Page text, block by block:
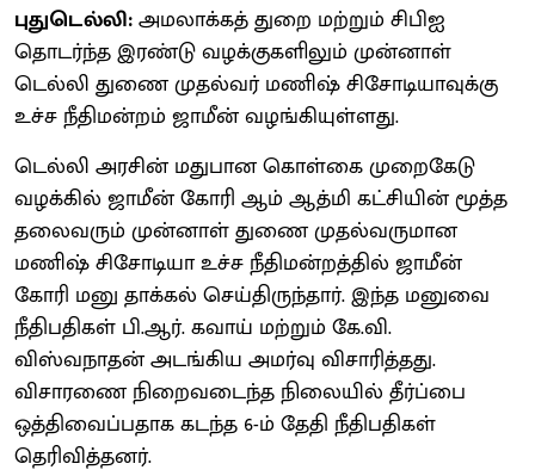
புதுடெல்லி:அமலாக்கத் துறை மற்றும் சிபிஐ
தொடர்ந்த இரண்டு வழக்குகளிலும் முன்னாள்
டெல்லி துணை முதல்வர் மணிஷ் சிசோடியாவுக்கு
உச்ச நீதிமன்றம் ஜாமீன் வழங்கியுள்ளது.
டெல்லி அரசின் மதுபான கொள்கை முறைகேடு
வழக்கில் ஜாமீன் கோரி ஆம் ஆத்மி கட்சியின் மூத்த
தலைவரும் முன்னாள் துணை முதல்வருமான
மணிஷ் சிசோடியா உச்ச நீதிமன்றத்தில் ஜாமீன்
கோரி மனு தாக்கல் செய்திருந்தார். இந்த மனுவை
நீதிபதிகள் பி.ஆர். கவாய் மற்றும் கே.வி.
விஸ்வநாதன் அடங்கிய அமர்வு விசாரித்தது.
விசாரணை நிறைவடைந்த நிலையில் தீர்ப்பை
ஒத்திவைப்பதாக கடந்த 6-ம் தேதி நீதிபதிகள்
தெரிவித்தனர்.